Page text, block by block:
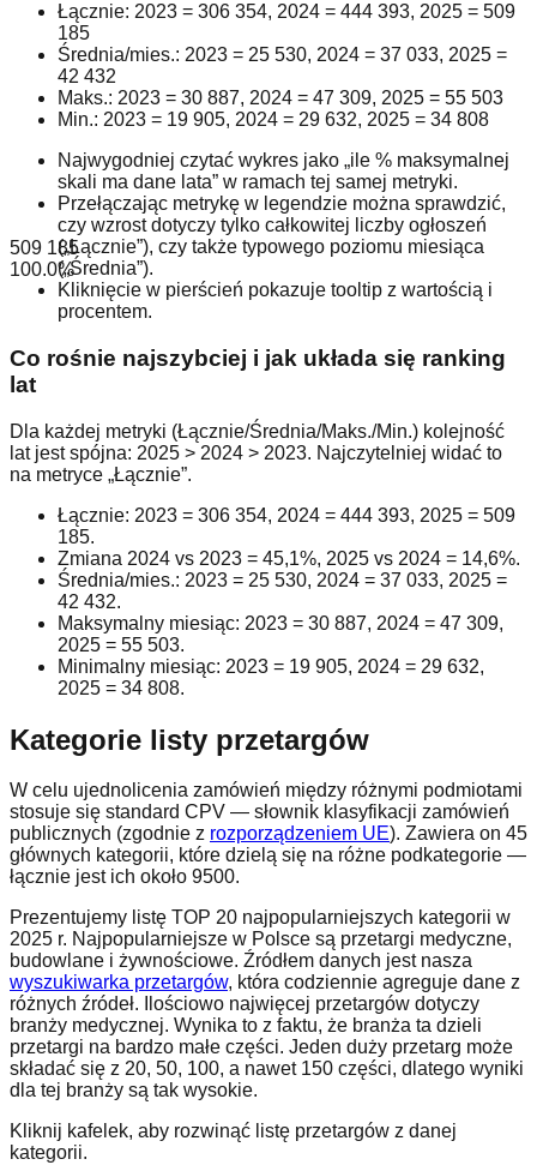
509 185
100.0%
Łącznie: 2023 = 306 354, 2024 = 444 393, 2025 = 509
185
Średnia/mies.: 2023 = 25 530, 2024 = 37 033, 2025 =
42 432
Maks.: 2023 = 30 887, 2024 = 47 309, 2025 = 55 503
Min.: 2023 = 19 905, 2024 = 29 632, 2025 = 34 808
Najwygodniej czytać wykres jako „ile % maksymalnej
skali ma dane lata” w ramach tej samej metryki.
Przełączając metrykę w legendzie można sprawdzić,
czy wzrost dotyczy tylko całkowitej liczby ogłoszeń
(„Łącznie”), czy także typowego poziomu miesiąca
(„Średnia”).
Kliknięcie w pierścień pokazuje tooltip z wartością i
procentem.
Co rośnie najszybciej i jak układa się ranking
lat
Dla każdej metryki (Łącznie/Średnia/Maks./Min.) kolejność
lat jest spójna: 2025 > 2024 > 2023. Najczytelniej widać to
na metryce „Łącznie”.
Łącznie: 2023 = 306 354, 2024 = 444 393, 2025 = 509
185.
Zmiana 2024 vs 2023 = 45,1%, 2025 vs 2024 = 14,6%.
Średnia/mies.: 2023 = 25 530, 2024 = 37 033, 2025 =
42 432.
Maksymalny miesiąc: 2023 = 30 887, 2024 = 47 309,
2025 = 55 503.
Minimalny miesiąc: 2023 = 19 905, 2024 = 29 632,
2025 = 34 808.
Kategorie listy przetargów
W celu ujednolicenia zamówień między różnymi podmiotami
stosuje się standard CPV — słownik klasyfikacji zamówień
publicznych (zgodnie z rozporządzeniem UE). Zawiera on 45
głównych kategorii, które dzielą się na różne podkategorie —
łącznie jest ich około 9500.
Prezentujemy listę TOP 20 najpopularniejszych kategorii w
2025 r. Najpopularniejsze w Polsce są przetargi medyczne,
budowlane i żywnościowe. Źródłem danych jest nasza
wyszukiwarka przetargów, która codziennie agreguje dane z
różnych źródeł. Ilościowo najwięcej przetargów dotyczy
branży medycznej. Wynika to z faktu, że branża ta dzieli
przetargi na bardzo małe części. Jeden duży przetarg może
składać się z 20, 50, 100, a nawet 150 części, dlatego wyniki
dla tej branży są tak wysokie.
Kliknij kafelek, aby rozwinąć listę przetargów z danej
kategorii.